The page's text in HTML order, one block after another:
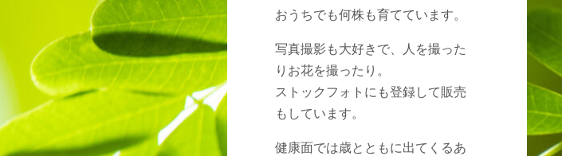
おうちでも何株も育てています。
写真撮影も大好きで、人を撮った
りお花を撮ったり。
ストックフォトにも登録して販売
もしています。
健康面では歳とともに出てくるあ